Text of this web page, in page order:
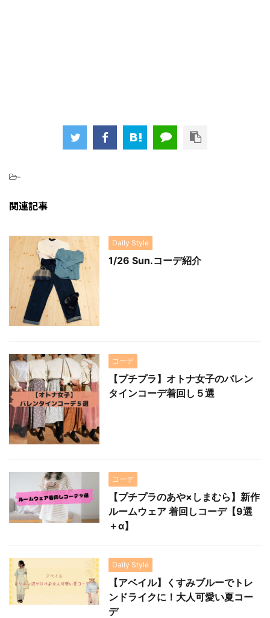
-
関連記事
Daily Style
1/26 Sun.コーデ紹介
コーデ
【プチプラ】オトナ女子のバレン
タインコーデ着回し５選
コーデ
【プチプラのあや×しまむら】新作
ルームウェア 着回しコーデ【9選
＋α】
Daily Style
【アベイル】くすみブルーでトレ
ンドライクに！大人可愛い夏コー
デ